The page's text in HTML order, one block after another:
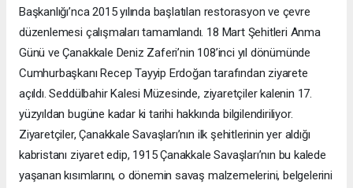
Başkanlığı’nca 2015 yılında başlatılan restorasyon ve çevre
düzenlemesi çalışmaları tamamlandı. 18 Mart Şehitleri Anma
Günü ve Çanakkale Deniz Zaferi’nin 108’inci yıl dönümünde
Cumhurbaşkanı Recep Tayyip Erdoğan tarafından ziyarete
açıldı. Seddülbahir Kalesi Müzesinde, ziyaretçiler kalenin 17.
yüzyıldan bugüne kadar ki tarihi hakkında bilgilendiriliyor.
Ziyaretçiler, Çanakkale Savaşları’nın ilk şehitlerinin yer aldığı
kabristanı ziyaret edip, 1915 Çanakkale Savaşları’nın bu kalede
yaşanan kısımlarını, o dönemin savaş malzemelerini, belgelerini